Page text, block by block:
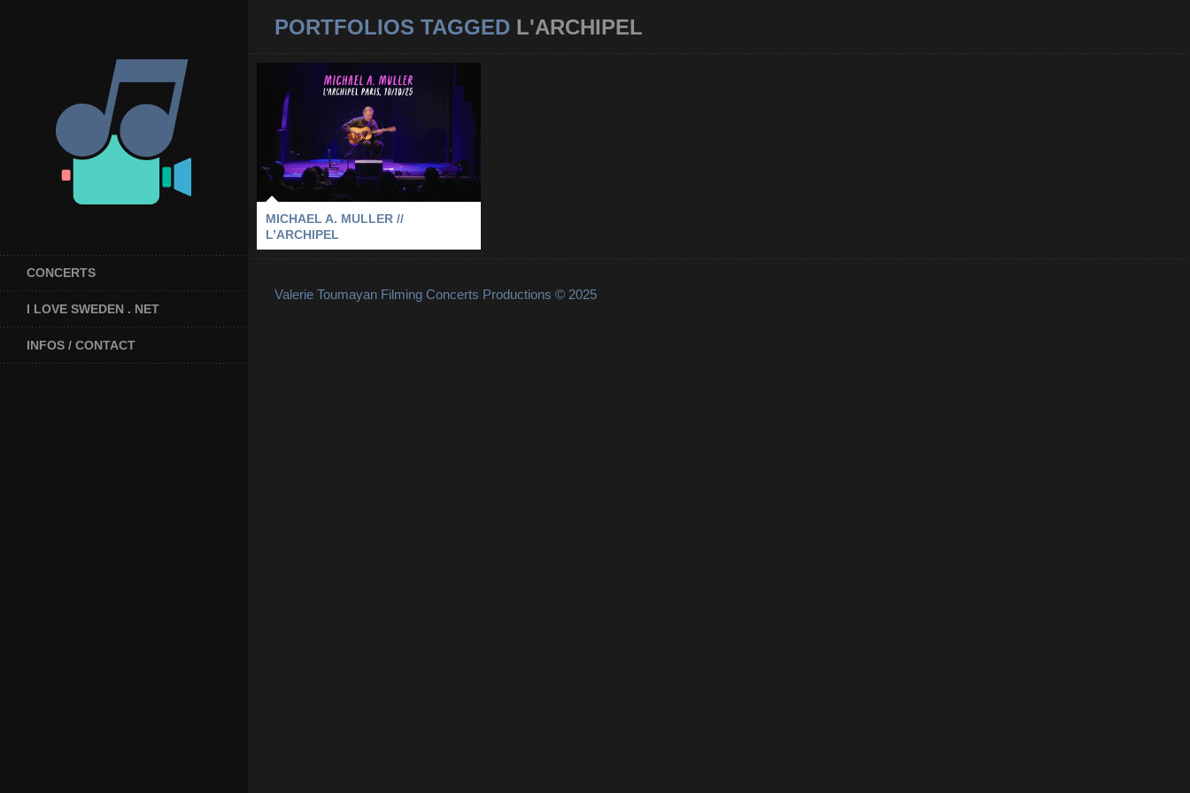
CONCERTS
I LOVE SWEDEN . NET
INFOS / CONTACT
PORTFOLIOS TAGGED L'ARCHIPEL
MICHAEL A. MULLER //
L’ARCHIPEL
L'ARCHIPEL-MICHAEL A. MULLER
PARIS
MICHAEL A. MULLER //
L’ARCHIPEL
Valerie Toumayan Filming Concerts Productions © 2025